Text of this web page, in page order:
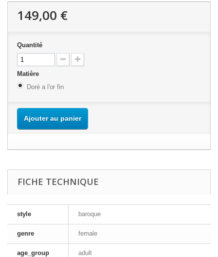
149,00 €
Quantité
Matière
Doré a l'or fin
Ajouter au panier
FICHE TECHNIQUE
style baroque
genre female
age_group adult